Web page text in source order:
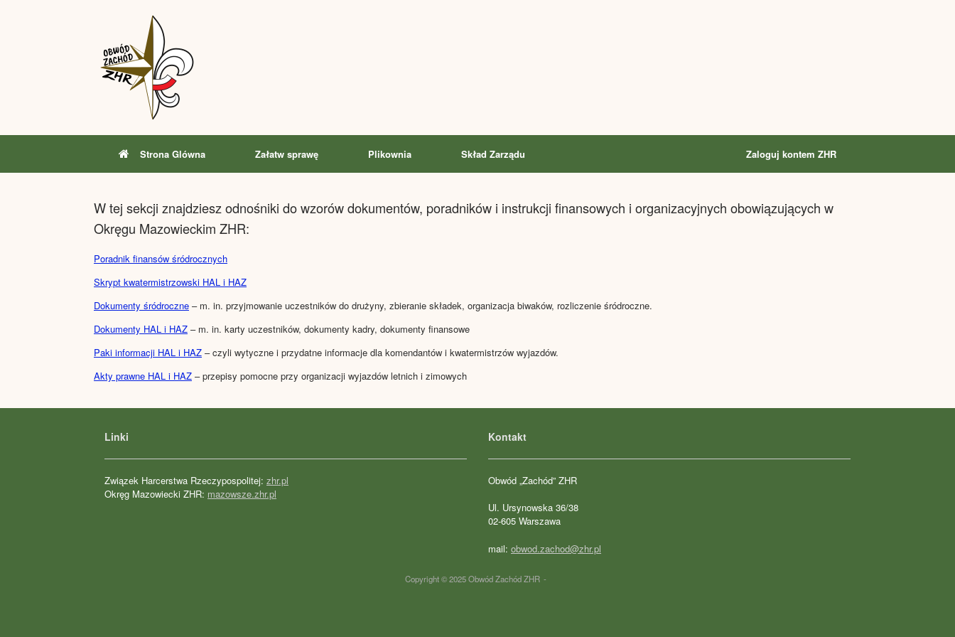
Strona Glówna Załatw sprawę Plikownia Skład Zarządu Zaloguj kontem ZHR
W tej sekcji znajdziesz odnośniki do wzorów dokumentów, poradników i instrukcji finansowych i organizacyjnych obowiązujących w
Okręgu Mazowieckim ZHR:
Poradnik finansów śródrocznych
Skrypt kwatermistrzowski HAL i HAZ
Dokumenty śródroczne – m. in. przyjmowanie uczestników do drużyny, zbieranie składek, organizacja biwaków, rozliczenie śródroczne.
Dokumenty HAL i HAZ – m. in. karty uczestników, dokumenty kadry, dokumenty finansowe
Paki informacji HAL i HAZ – czyli wytyczne i przydatne informacje dla komendantów i kwatermistrzów wyjazdów.
Akty prawne HAL i HAZ – przepisy pomocne przy organizacji wyjazdów letnich i zimowych
Linki
Związek Harcerstwa Rzeczypospolitej: zhr.pl
Okręg Mazowiecki ZHR: mazowsze.zhr.pl
Kontakt
Obwód „Zachód” ZHR
Ul. Ursynowska 36/38
02-605 Warszawa
mail: obwod.zachod@zhr.pl
Copyright © 2025 Obwód Zachód ZHR